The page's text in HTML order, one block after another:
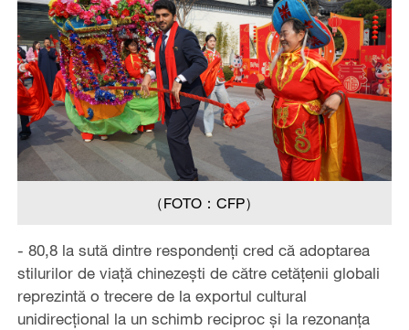
（FOTO：CFP）
- 80,8 la sută dintre respondenți cred că adoptarea
stilurilor de viață chinezești de către cetățenii globali
reprezintă o trecere de la exportul cultural
unidirecțional la un schimb reciproc și la rezonanța